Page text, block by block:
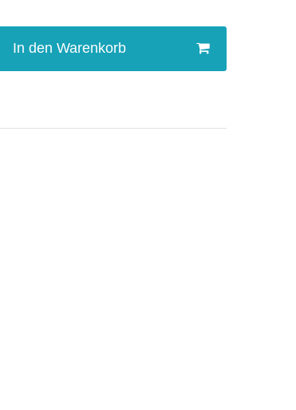
In den Warenkorb